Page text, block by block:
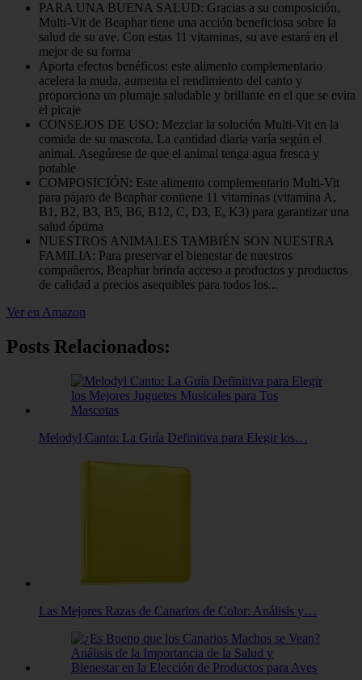
PARA UNA BUENA SALUD: Gracias a su composición,
Multi-Vit de Beaphar tiene una acción beneficiosa sobre la
salud de su ave. Con estas 11 vitaminas, su ave estará en el
mejor de su forma
Aporta efectos benéficos: este alimento complementario
acelera la muda, aumenta el rendimiento del canto y
proporciona un plumaje saludable y brillante en el que se evita
el picaje
CONSEJOS DE USO: Mezclar la solución Multi-Vit en la
comida de su mascota. La cantidad diaria varía según el
animal. Asegúrese de que el animal tenga agua fresca y
potable
COMPOSICIÓN: Este alimento complementario Multi-Vit
para pájaro de Beaphar contiene 11 vitaminas (vitamina A,
B1, B2, B3, B5, B6, B12, C, D3, E, K3) para garantizar una
salud óptima
NUESTROS ANIMALES TAMBIÉN SON NUESTRA
FAMILIA: Para preservar el bienestar de nuestros
compañeros, Beaphar brinda acceso a productos y productos
de calidad a precios asequibles para todos los...
Ver en Amazon
Posts Relacionados:
Melodyl Canto: La Guía Definitiva para Elegir los…
Las Mejores Razas de Canarios de Color: Análisis y…